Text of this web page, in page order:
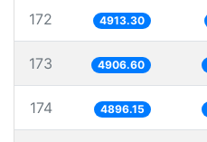
172 4913.30
173 4906.60
174 4896.15